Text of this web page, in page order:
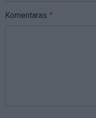
Komentaras